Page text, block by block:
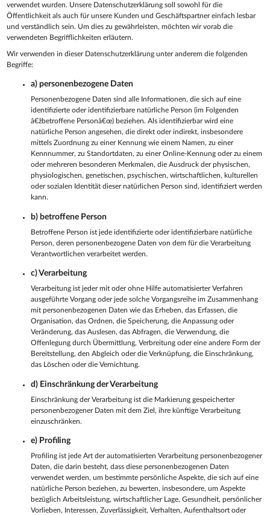
verwendet wurden. Unsere Datenschutzerklärung soll sowohl für die
Öffentlichkeit als auch für unsere Kunden und Geschäftspartner einfach lesbar
und verständlich sein. Um dies zu gewährleisten, möchten wir vorab die
verwendeten Begrifflichkeiten erläutern.
Wir verwenden in dieser Datenschutzerklärung unter anderem die folgenden
Begriffe:
a) personenbezogene Daten
Personenbezogene Daten sind alle Informationen, die sich auf eine
identifizierte oder identifizierbare natürliche Person (im Folgenden
â€žbetroffene Personâ€œ) beziehen. Als identifizierbar wird eine
natürliche Person angesehen, die direkt oder indirekt, insbesondere
mittels Zuordnung zu einer Kennung wie einem Namen, zu einer
Kennnummer, zu Standortdaten, zu einer Online-Kennung oder zu einem
oder mehreren besonderen Merkmalen, die Ausdruck der physischen,
physiologischen, genetischen, psychischen, wirtschaftlichen, kulturellen
oder sozialen Identität dieser natürlichen Person sind, identifiziert werden
kann.
b) betroffene Person
Betroffene Person ist jede identifizierte oder identifizierbare natürliche
Person, deren personenbezogene Daten von dem für die Verarbeitung
Verantwortlichen verarbeitet werden.
c) Verarbeitung
Verarbeitung ist jeder mit oder ohne Hilfe automatisierter Verfahren
ausgeführte Vorgang oder jede solche Vorgangsreihe im Zusammenhang
mit personenbezogenen Daten wie das Erheben, das Erfassen, die
Organisation, das Ordnen, die Speicherung, die Anpassung oder
Veränderung, das Auslesen, das Abfragen, die Verwendung, die
Offenlegung durch Übermittlung, Verbreitung oder eine andere Form der
Bereitstellung, den Abgleich oder die Verknüpfung, die Einschränkung,
das Löschen oder die Vernichtung.
d) Einschränkung der Verarbeitung
Einschränkung der Verarbeitung ist die Markierung gespeicherter
personenbezogener Daten mit dem Ziel, ihre künftige Verarbeitung
einzuschränken.
e) Profiling
Profiling ist jede Art der automatisierten Verarbeitung personenbezogener
Daten, die darin besteht, dass diese personenbezogenen Daten
verwendet werden, um bestimmte persönliche Aspekte, die sich auf eine
natürliche Person beziehen, zu bewerten, insbesondere, um Aspekte
bezüglich Arbeitsleistung, wirtschaftlicher Lage, Gesundheit, persönlicher
Vorlieben, Interessen, Zuverlässigkeit, Verhalten, Aufenthaltsort oder